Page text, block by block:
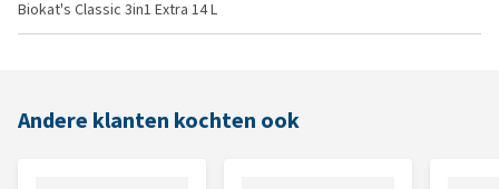
Biokat's Classic 3in1 Extra 14 L
Andere klanten kochten ook